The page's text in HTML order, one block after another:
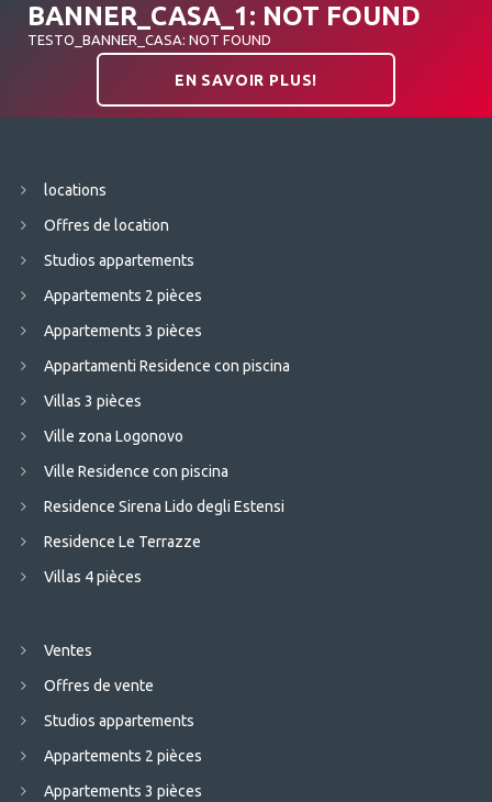
BANNER_CASA_1: NOT FOUND
TESTO_BANNER_CASA: NOT FOUND
EN SAVOIR PLUS!
locations
Offres de location
Studios appartements
Appartements 2 pièces
Appartements 3 pièces
Appartamenti Residence con piscina
Villas 3 pièces
Ville zona Logonovo
Ville Residence con piscina
Residence Sirena Lido degli Estensi
Residence Le Terrazze
Villas 4 pièces
Ventes
Offres de vente
Studios appartements
Appartements 2 pièces
Appartements 3 pièces